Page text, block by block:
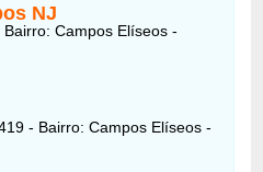
NJ
Campos Elíseos -
- Bairro: Campos Elíseos -